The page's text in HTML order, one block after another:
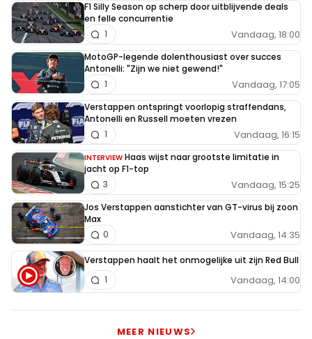
F1 Silly Season op scherp door uitblijvende deals
en felle concurrentie
Vandaag, 18:00
1
MotoGP-legende dolenthousiast over succes
Antonelli: "Zijn we niet gewend!"
Vandaag, 17:05
1
Verstappen ontspringt voorlopig straffendans,
Antonelli en Russell moeten vrezen
Vandaag, 16:15
1
INTERVIEW Haas wijst naar grootste limitatie in
jacht op F1-top
Vandaag, 15:25
3
Jos Verstappen aanstichter van GT-virus bij zoon
Max
Vandaag, 14:35
0
Verstappen haalt het onmogelijke uit zijn Red Bull
Vandaag, 14:00
1
MEER NIEUWS